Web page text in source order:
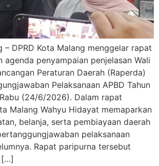
– DPRD Kota Malang menggelar rapat
agenda penyampaian penjelasan Wali
Peraturan Daerah (Raperda)
Pelaksanaan APBD Tahun
(24/6/2026). Dalam rapat
Malang Wahyu Hidayat memaparkan
belanja, serta pembiayaan daerah
pelaksanaan
Rapat paripurna tersebut
[…]